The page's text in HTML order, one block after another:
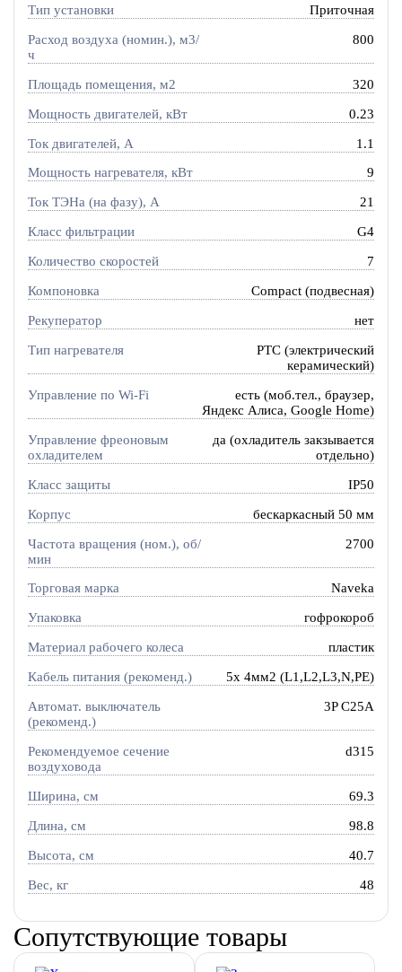
Тип установки Приточная
Расход воздуха (номин.), м3/
ч
800
Площадь помещения, м2 320
Мощность двигателей, кВт 0.23
Ток двигателей, А 1.1
Мощность нагревателя, кВт 9
Ток ТЭНа (на фазу), А 21
Класс фильтрации G4
Количество скоростей 7
Компоновка Compact (подвесная)
Рекуператор нет
Тип нагревателя
PTC (электрический
керамический)
Управление по Wi-Fi
есть (моб.тел., браузер,
Яндекс Алиса, Google Home)
Управление фреоновым
охладителем
да (охладитель закзывается
отдельно)
Класс защиты IP50
Корпус бескаркасный 50 мм
Частота вращения (ном.), об/
мин
2700
Торговая марка Naveka
Упаковка гофрокороб
Материал рабочего колеса пластик
Кабель питания (рекоменд.) 5х 4мм2 (L1,L2,L3,N,PE)
Автомат. выключатель
(рекоменд.)
3P C25A
Рекомендуемое сечение
воздуховода
d315
Ширина, см 69.3
Длина, см 98.8
Высота, см 40.7
Вес, кг 48
Сопутствующие товары